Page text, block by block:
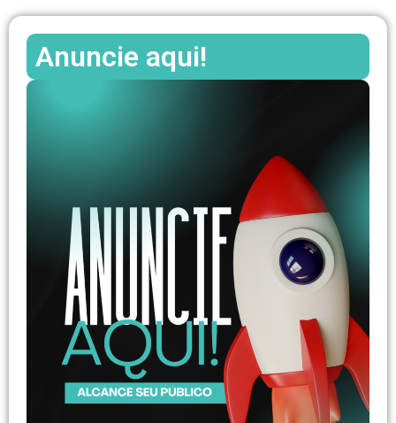
Anuncie aqui!